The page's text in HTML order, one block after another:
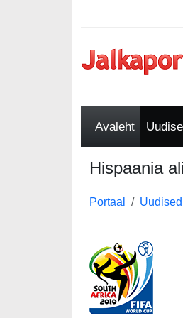
Avaleht
Hispaania
Portaal Uudised